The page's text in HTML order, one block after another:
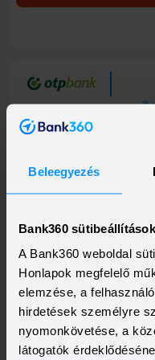
Beleegyezés
Bank360
A Bank360 weboldal
Honlapok megfelelő
elemzése, a
hirdetések személyre
nyomonkövetése, a
látogatók
THM
Minimum életkor:
Minimum munkaviszony: